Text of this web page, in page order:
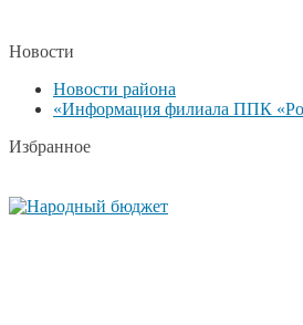
Новости
Новости района
«Информация филиала ППК
Избранное